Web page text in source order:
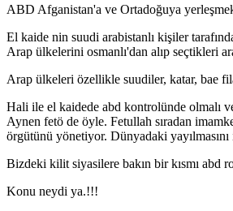
ABD Afganistan'a ve Ortadoğuya
El kaide nin suudi arabistanlı kişiler
Arap ülkelerini osmanlı'dan alıp seçtikleri
Arap ülkeleri özellikle suudiler, katar, bae
Hali ile el kaidede abd kontrolünde olmalı
Aynen fetö de öyle. Fetullah sıradan
örgütünü yönetiyor. Dünyadaki
Bizdeki kilit siyasilere bakın bir kısmı abd
Konu neydi ya.!!!